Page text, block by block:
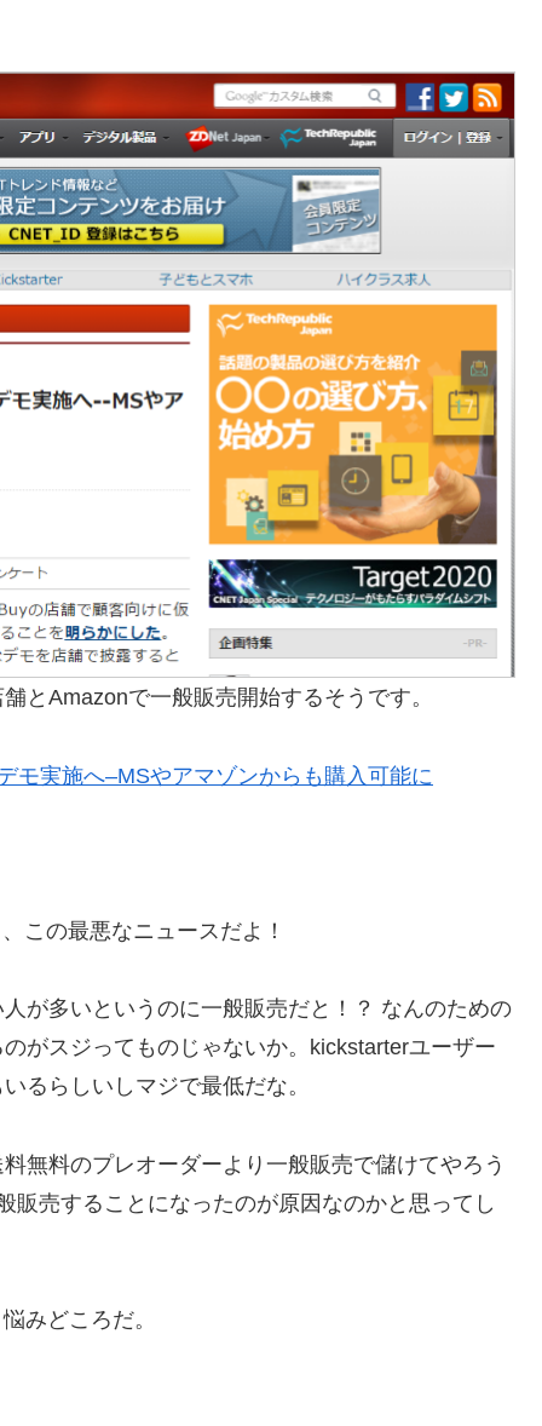
とAmazonで一般販売開始するそうです。
モ実施へ–MSやアマゾンからも購入可能に
この最悪なニュースだよ！
が多いというのに一般販売だと！？ なんのための
がスジってものじゃないか。kickstarterユーザー
るらしいしマジで最低だな。
無料のプレオーダーより一般販売で儲けてやろう
売することになったのが原因なのかと思ってし
みどころだ。